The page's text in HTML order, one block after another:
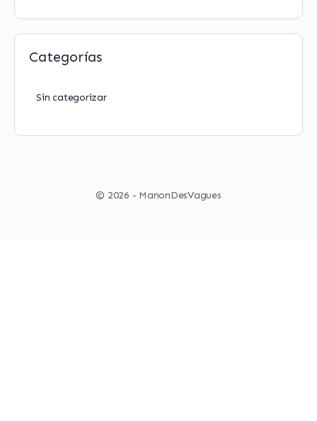
Categorías
Sin categorizar
© 2026 - ManonDesVagues